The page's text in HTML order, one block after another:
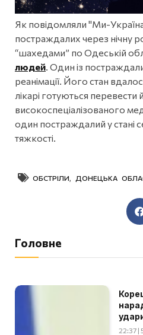
Як повідомляли "Ми-
постраждалих через нічну
“шахедами” по Одеській
людей . Один із
реанімації. Його стан
лікарі готуються перевести
високоспеціалізованого
один постраждалий у стані
тяжкості.
ОБСТРІЛИ ДОНЕЦЬКА
Головне
22:37 |